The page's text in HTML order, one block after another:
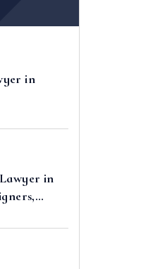
in
in